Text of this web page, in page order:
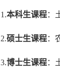
1.本科生课程：
2.硕士生课程：
3.博士生课程：